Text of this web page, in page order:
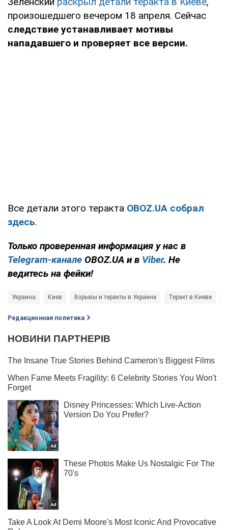
произошедшего вечером 18 апреля. Сейчас
следствие устанавливает мотивы
нападавшего и проверяет все версии.
Все детали этого теракта OBOZ.UA собрал
здесь.
Только проверенная информация у нас в
Telegram-канале OBOZ.UA и в Viber. Не
ведитесь на фейки!
Украина Киев Взрывы и теракты в Украине Теракт в Киеве
Редакционная политика